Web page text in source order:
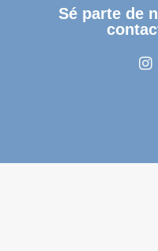
Sé parte de